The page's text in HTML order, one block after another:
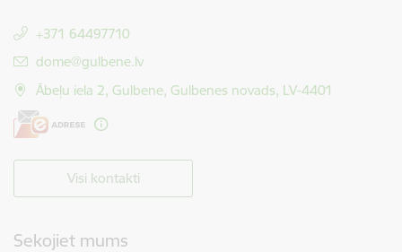
+371 64497710
E-pasts:
dome@gulbene.lv
Ābeļu iela 2, Gulbene, Gulbenes novads, LV-4401
Visi kontakti
Sekojiet mums